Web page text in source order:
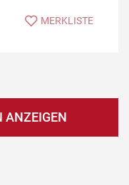
MERKLISTE
ANZEIGEN